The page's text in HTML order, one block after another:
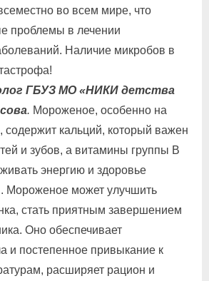
во всем мире, что
проблемы в лечении
Наличие микробов в
ГБУЗ МО «НИКИ детства
. Мороженое, особенно на
содержит кальций, который важен
и зубов, а витамины группы В
энергию и здоровье
Мороженое может улучшить
стать приятным завершением
Оно обеспечивает
и постепенное привыкание к
расширяет рацион и